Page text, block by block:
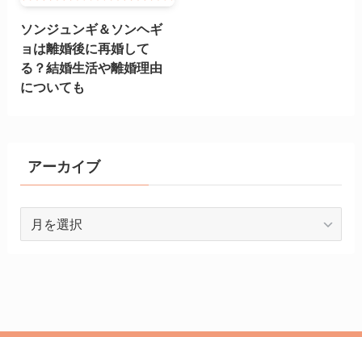
ソンジュンギ＆ソンヘギ
ョは離婚後に再婚して
る？結婚生活や離婚理由
についても
アーカイブ